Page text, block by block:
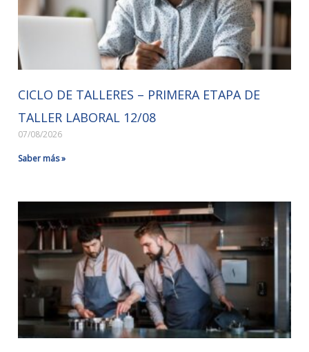
CICLO DE TALLERES – PRIMERA ETAPA DE
TALLER LABORAL 12/08
07/08/2026
Saber más »